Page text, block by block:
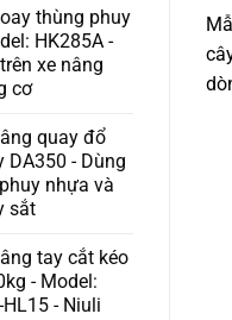
thùng phuy
HK285A -
xe nâng
cơ
quay đổ
DA350 - Dùng
nhựa và
sắt
tay cắt kéo
- Model:
HL15 - Niuli